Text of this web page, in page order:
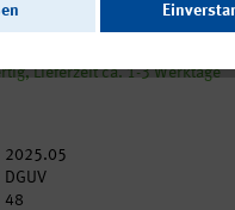
Lieferzeit ca. 1-3 Werktage
2025.05
DGUV
48